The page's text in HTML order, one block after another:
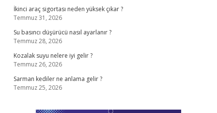
İkinci araç sigortası neden yüksek çıkar ?
Temmuz 31, 2026
Su basıncı düşürücü nasıl ayarlanır ?
Temmuz 28, 2026
Kozalak suyu nelere iyi gelir ?
Temmuz 26, 2026
Sarman kediler ne anlama gelir ?
Temmuz 25, 2026